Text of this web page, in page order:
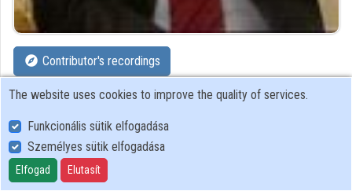
Contributor's recordings
Profiles
Profile
Informatikai és Könyvtári Szövetség
The website uses cookies to improve the quality of services.
Funkcionális sütik elfogadása
Személyes sütik elfogadása
Elfogad Elutasít